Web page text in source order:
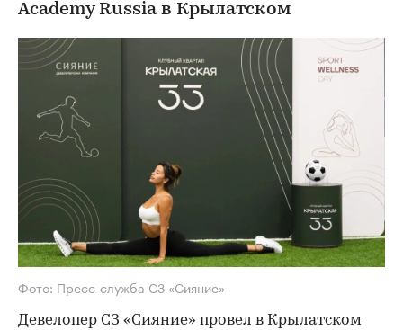
Academy Russia в Крылатском
Фото: Пресс-служба СЗ «Сияние»
Девелопер СЗ «Сияние» провел в Крылатском